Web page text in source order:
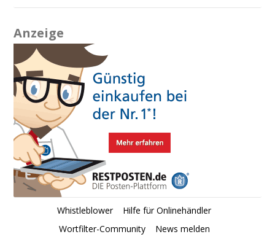
Anzeige
Whistleblower
Hilfe für Onlinehändler
Wortfilter-Community
News melden